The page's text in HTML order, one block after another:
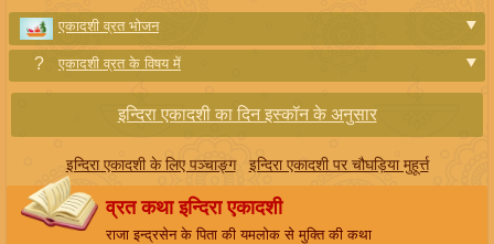
एकादशी व्रत भोजन
एकादशी व्रत के विषय में
इन्दिरा एकादशी का दिन इस्कॉन के अनुसार
इन्दिरा एकादशी के लिए पञ्चाङ्ग इन्दिरा एकादशी पर चौघड़िया मुहूर्त्त
व्रत कथा इन्दिरा एकादशी
राजा इन्द्रसेन के पिता की यमलोक से मुक्ति की कथा